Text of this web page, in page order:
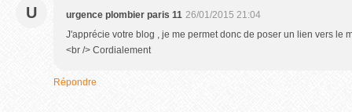
U urgence plombier paris 11 26/01/2015 21:04
J'apprécie votre blog , je me permet donc de poser un lien vers le
<br /> Cordialement
Répondre